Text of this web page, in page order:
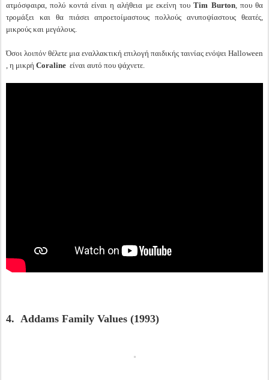
ατμόσφαιρα, πολύ κοντά είναι η αλήθεια με εκείνη τουTim Burton, που θα
τρομάξει και θα πιάσει απροετοίμαστους πολλούς ανυποψίαστους θεατές,
μικρούς και μεγάλους.
Όσοι λοιπόν θέλετε μια εναλλακτική επιλογή παιδικής ταινίας ενόψει Halloween
, η μικρή Coraline είναι αυτό που ψάχνετε.
4. Addams Family Values (1993)